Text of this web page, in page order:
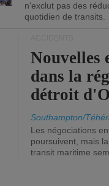
n'exclut pas des
quotidien de transits.
Nouvelles
dans la
détroit
Southampton/
Les négociations
poursuivent, mais
transit maritime